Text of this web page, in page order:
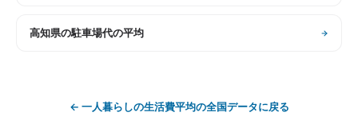
高知県の駐車場代の平均
← 一人暮らしの生活費平均の全国データに戻る